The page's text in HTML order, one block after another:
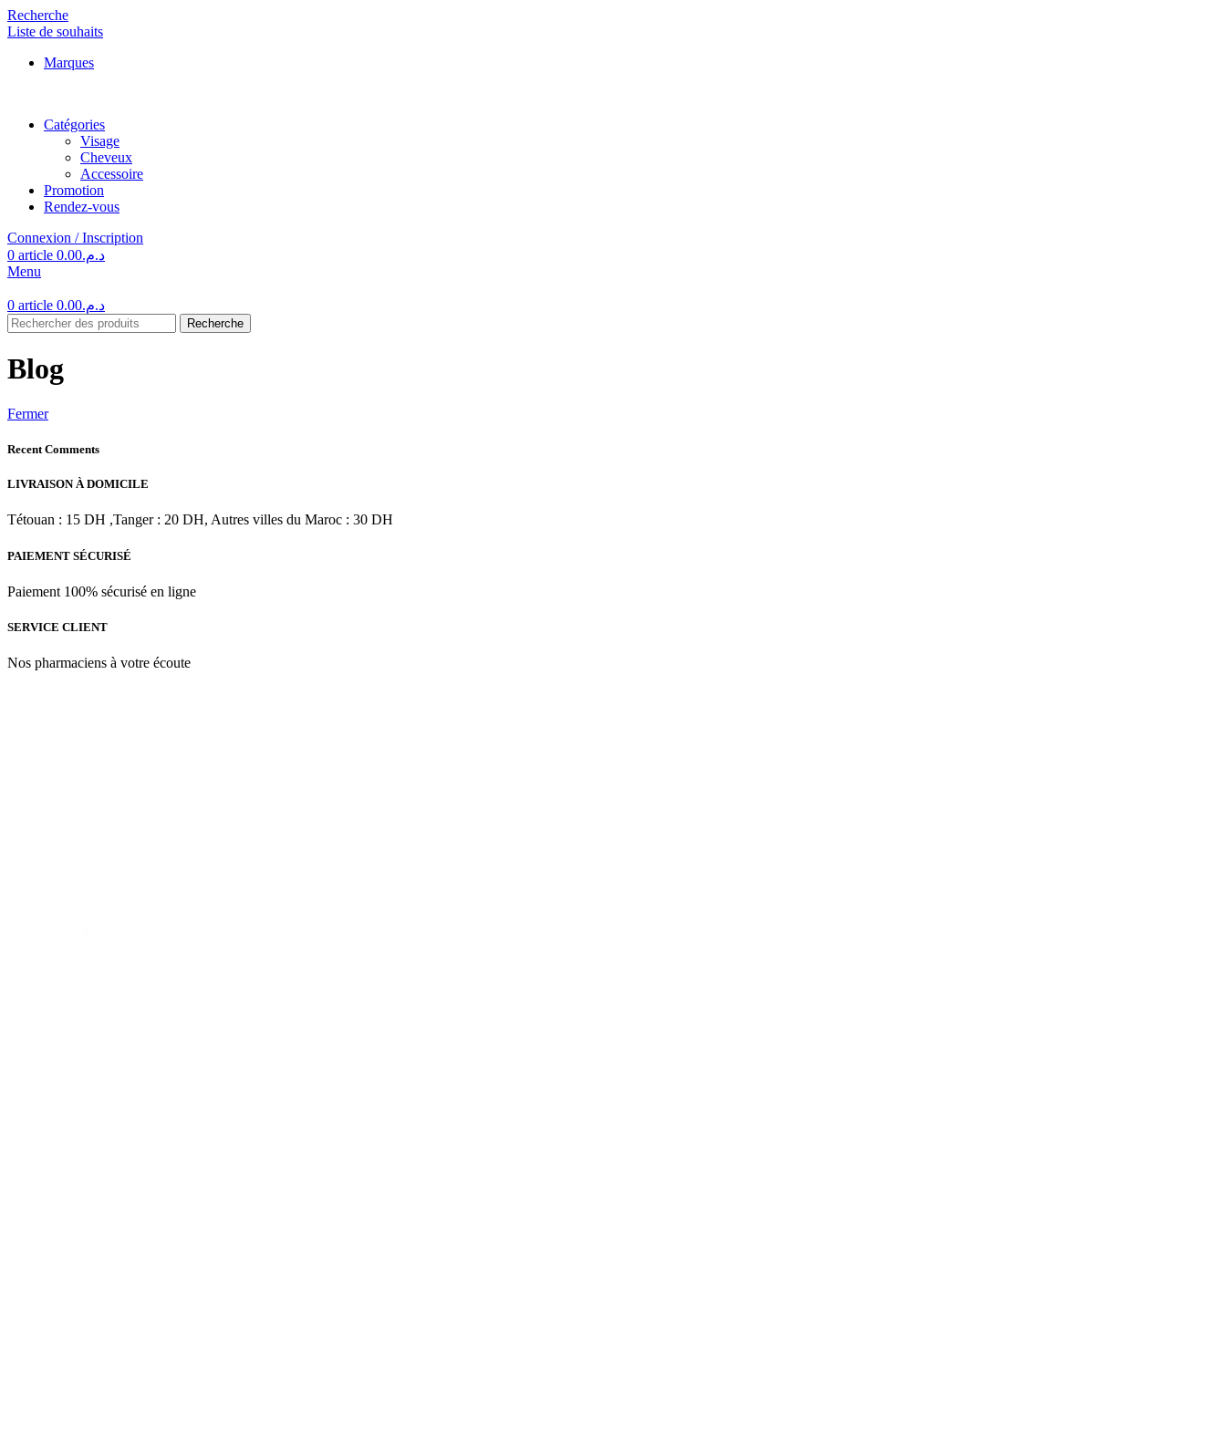
Recherche
Liste de souhaits
Marques
Catégories
Visage
Cheveux
Accessoire
Promotion
Rendez-vous
Connexion / Inscription
0 article د.م.0.00
Menu
0 article د.م.0.00
Recherche
Blog
Fermer
Recent Comments
LIVRAISON À DOMICILE
Tétouan : 15 DH ,Tanger : 20 DH, Autres villes du Maroc : 30 DH
PAIEMENT SÉCURISÉ
Paiement 100% sécurisé en ligne
SERVICE CLIENT
Nos pharmaciens à votre écoute